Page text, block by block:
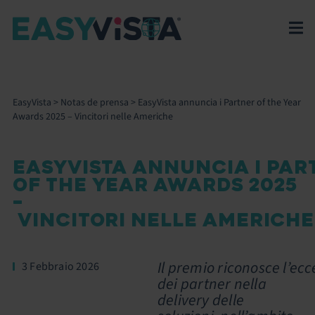
EasyVista > Notas de prensa > EasyVista annuncia i Partner of the Year
Awards 2025 – Vincitori nelle Americhe
EASYVISTA ANNUNCIA I
OF THE YEAR AWARDS 2025
–
VINCITORI NELLE
3 Febbraio 2026 Il premio riconosce
dei partner nella
delivery delle